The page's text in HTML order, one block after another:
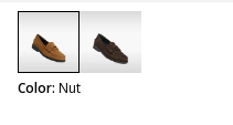
Color: Nut
selected